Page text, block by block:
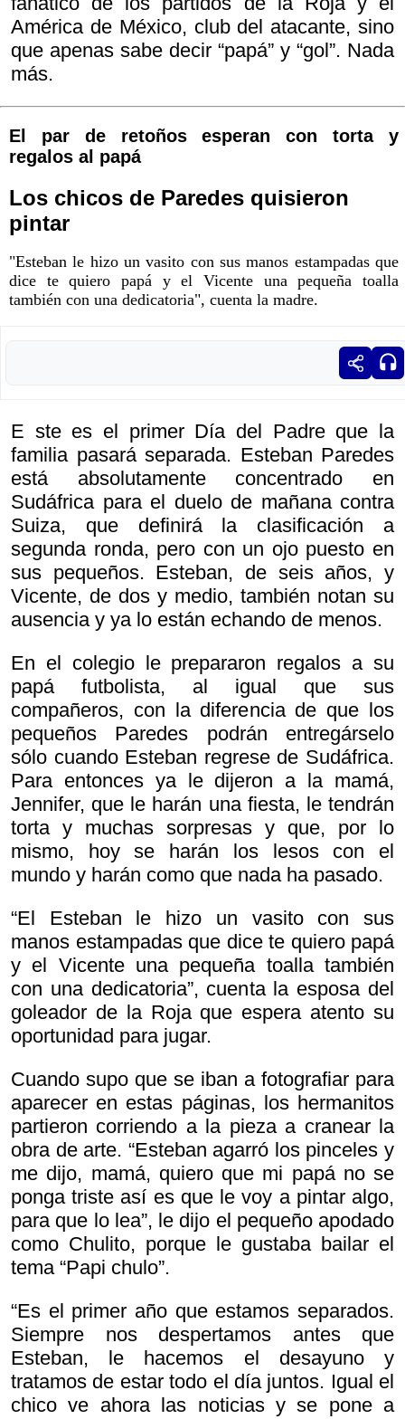
América de México, club del atacante, sino
que apenas sabe decir “papá” y “gol”. Nada
más.
El par de retoños esperan con torta y
regalos al papá
Los chicos de Paredes quisieron
pintar
"Esteban le hizo un vasito con sus manos estampadas que
dice te quiero papá y el Vicente una pequeña toalla
también con una dedicatoria", cuenta la madre.
E ste es el primer Día del Padre que la
familia pasará separada. Esteban Paredes
está absolutamente concentrado en
Sudáfrica para el duelo de mañana contra
Suiza, que definirá la clasificación a
segunda ronda, pero con un ojo puesto en
sus pequeños. Esteban, de seis años, y
Vicente, de dos y medio, también notan su
ausencia y ya lo están echando de menos.
En el colegio le prepararon regalos a su
papá futbolista, al igual que sus
compañeros, con la diferencia de que los
pequeños Paredes podrán entregárselo
sólo cuando Esteban regrese de Sudáfrica.
Para entonces ya le dijeron a la mamá,
Jennifer, que le harán una fiesta, le tendrán
torta y muchas sorpresas y que, por lo
mismo, hoy se harán los lesos con el
mundo y harán como que nada ha pasado.
“El Esteban le hizo un vasito con sus
manos estampadas que dice te quiero papá
y el Vicente una pequeña toalla también
con una dedicatoria”, cuenta la esposa del
goleador de la Roja que espera atento su
oportunidad para jugar.
Cuando supo que se iban a fotografiar para
aparecer en estas páginas, los hermanitos
partieron corriendo a la pieza a cranear la
obra de arte. “Esteban agarró los pinceles y
me dijo, mamá, quiero que mi papá no se
ponga triste así es que le voy a pintar algo,
para que lo lea”, le dijo el pequeño apodado
como Chulito, porque le gustaba bailar el
tema “Papi chulo”.
“Es el primer año que estamos separados.
Siempre nos despertamos antes que
Esteban, le hacemos el desayuno y
tratamos de estar todo el día juntos. Igual el
chico ve ahora las noticias y se pone a